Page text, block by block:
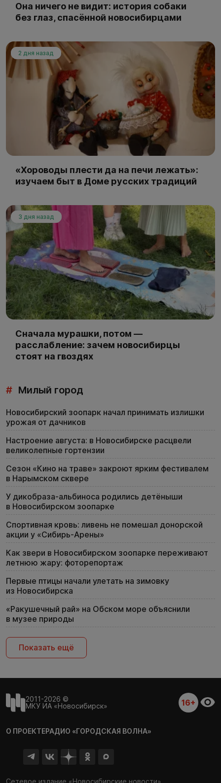
Она ничего не видит: история собаки
без глаз, спасённой новосибирцами
2 дня назад
«Хороводы плести да на печи лежать»:
изучаем быт в Доме русских традиций
3 дня назад
Сначала мурашки, потом —
расслабление: зачем новосибирцы
стоят на гвоздях
# Милый город
Новосибирский зоопарк начал принимать излишки
урожая от дачников
Настроение августа: в Новосибирске расцвели
великолепные гортензии
Сезон «Кино на траве» закроют ярким фестивалем
в Нарымском сквере
У дикобраза-альбиноса родились детёныши
в Новосибирском зоопарке
Спортивная кровь: ливень не помешал донорской
акции у «Сибирь-Арены»
Как звери в Новосибирском зоопарке переживают
летнюю жару: фоторепортаж
Первые птицы начали улетать на зимовку
из Новосибирска
«Ракушечный рай» на Обском море объяснили
в музее природы
Показать ещё
2011-2026 ©
МКУ ИА «Новосибирск»
16+
О ПРОЕКТЕРАДИО «ГОРОДСКАЯ ВОЛНА»
Сетевое издание «Новосибирские новости»